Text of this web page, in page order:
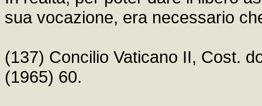
sua vocazione, era necessario
(137) Concilio Vaticano II, Cost.
(1965) 60.